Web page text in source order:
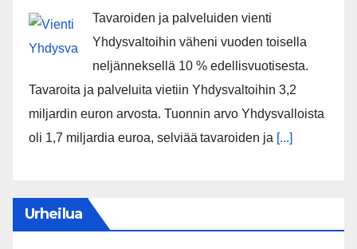
Tavaroiden ja palveluiden vienti
Yhdysvaltoihin väheni vuoden toisella
neljänneksellä 10 % edellisvuotisesta.
Tavaroita ja palveluita vietiin Yhdysvaltoihin 3,2
miljardin euron arvosta. Tuonnin arvo Yhdysvalloista
oli 1,7 miljardia euroa, selviää tavaroiden ja [...]
Urheilua